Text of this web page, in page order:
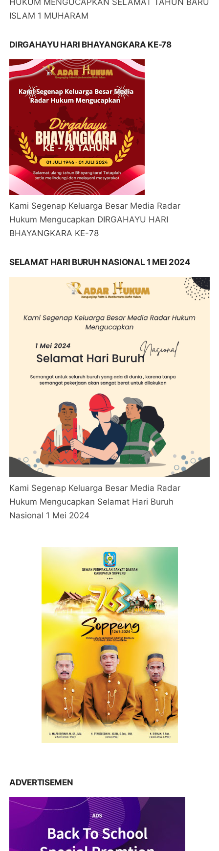
HUKUM MENGUCAPKAN SELAMAT TAHUN BARU
ISLAM 1 MUHARAM
DIRGAHAYU HARI BHAYANGKARA KE-78
Kami Segenap Keluarga Besar Media Radar
Hukum Mengucapkan DIRGAHAYU HARI
BHAYANGKARA KE-78
SELAMAT HARI BURUH NASIONAL 1 MEI 2024
Kami Segenap Keluarga Besar Media Radar
Hukum Mengucapkan Selamat Hari Buruh
Nasional 1 Mei 2024
ADVERTISEMEN